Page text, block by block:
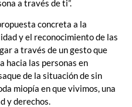
a través de ti”.
concreta a la
y el reconocimiento de las
a través de un gesto que
hacia las personas en
de la situación de sin
miopía en que vivimos, una
y derechos.